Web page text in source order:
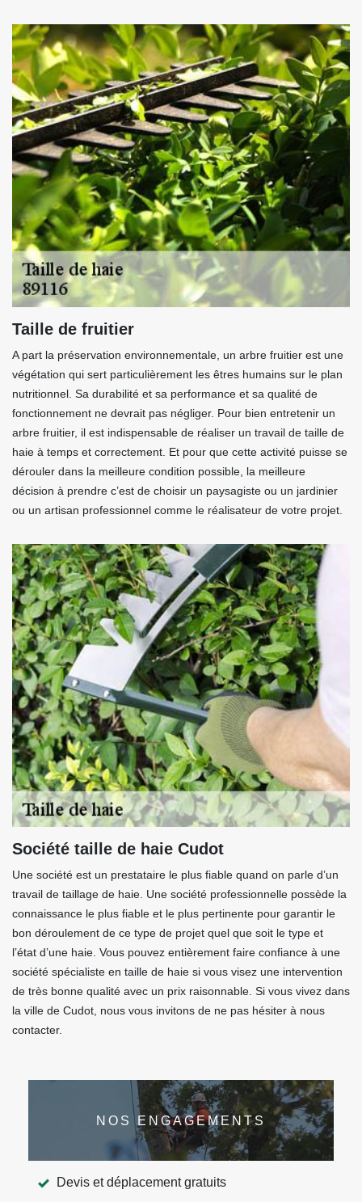
Taille de fruitier
A part la préservation environnementale, un arbre fruitier est une
végétation qui sert particulièrement les êtres humains sur le plan
nutritionnel. Sa durabilité et sa performance et sa qualité de
fonctionnement ne devrait pas négliger. Pour bien entretenir un
arbre fruitier, il est indispensable de réaliser un travail de taille de
haie à temps et correctement. Et pour que cette activité puisse se
dérouler dans la meilleure condition possible, la meilleure
décision à prendre c’est de choisir un paysagiste ou un jardinier
ou un artisan professionnel comme le réalisateur de votre projet.
Société taille de haie Cudot
Une société est un prestataire le plus fiable quand on parle d’un
travail de taillage de haie. Une société professionnelle possède la
connaissance le plus fiable et le plus pertinente pour garantir le
bon déroulement de ce type de projet quel que soit le type et
l’état d’une haie. Vous pouvez entièrement faire confiance à une
société spécialiste en taille de haie si vous visez une intervention
de très bonne qualité avec un prix raisonnable. Si vous vivez dans
la ville de Cudot, nous vous invitons de ne pas hésiter à nous
contacter.
NOS ENGAGEMENTS
Devis et déplacement gratuits